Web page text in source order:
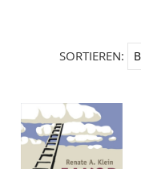
SORTIEREN: